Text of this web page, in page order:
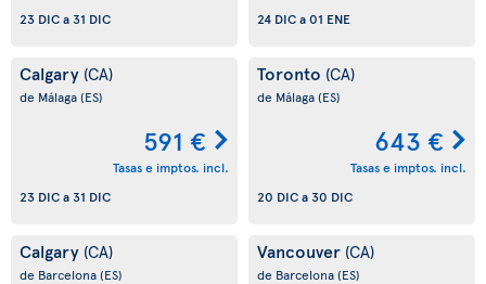
23 DICa 31 DIC
24 DICa01 ENE
Calgary (CA)
de Málaga(ES)
591 €
Tasas e imptos. incl.
23 DICa 31 DIC
Toronto (CA)
de Málaga(ES)
643 €
Tasas e imptos. incl.
20 DICa 30 DIC
Calgary (CA)
de Barcelona(ES)
Vancouver (CA)
de Barcelona(ES)